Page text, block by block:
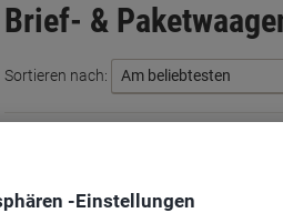
Brief- &
Sortieren nach:
-Einstellungen